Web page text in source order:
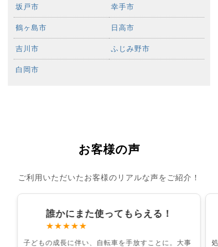
坂戸市 幸手市
鶴ヶ島市 日高市
吉川市 ふじみ野市
白岡市
お客様の声
ご利用いただいたお客様のリアルな声をご紹介！
誰かにまた使ってもらえる！
★★★★★
子どもの成長に伴い、自転車を手放すことに。大事